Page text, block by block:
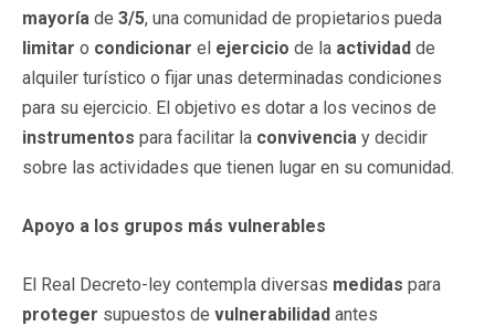
mayoría de 3/5, una comunidad de propietarios pueda
limitar o condicionar el ejercicio de la actividad de
alquiler turístico o fijar unas determinadas condiciones
para su ejercicio. El objetivo es dotar a los vecinos de
instrumentos para facilitar la convivencia y decidir
sobre las actividades que tienen lugar en su comunidad.
Apoyo a los grupos más vulnerables
El Real Decreto-ley contempla diversas medidas para
proteger supuestos de vulnerabilidad antes